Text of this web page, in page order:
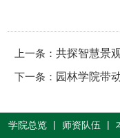
上一条：共探智慧景观育人
下一条： 园林学院带动公
学院总览 | 师资队伍 |